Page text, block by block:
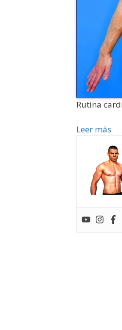
Rutina
Leer más